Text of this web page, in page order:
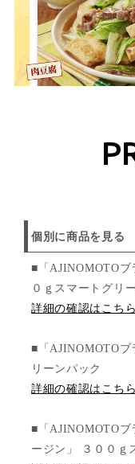
個別に商品を見る
■「AJINOMOTOブ
０ｇスマートグリ
詳細の確認はこちら
■「AJINOMOTO
リーンパック
詳細の確認はこちら
■「AJINOMOTO
ージン」 ３００ｇ